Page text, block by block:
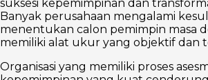
suksesi kepemimpinan dan
Banyak perusahaan mengalami
menentukan calon pemimpin masa
memiliki alat ukur yang objektif dan
Organisasi yang memiliki proses